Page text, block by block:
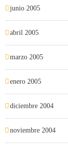
junio 2005
abril 2005
marzo 2005
enero 2005
diciembre 2004
noviembre 2004